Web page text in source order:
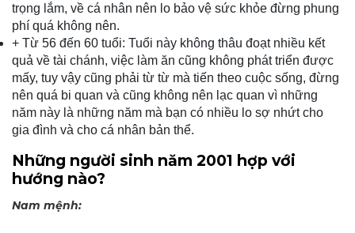
trọng lắm, về cá nhân nên lo bảo vệ sức khỏe đừng phung
phí quá không nên.
+ Từ 56 đến 60 tuổi: Tuổi này không thâu đoạt nhiều kết
quả về tài chánh, việc làm ăn cũng không phát triển được
mấy, tuy vậy cũng phải từ từ mà tiến theo cuộc sống, đừng
nên quá bi quan và cũng không nên lạc quan vì những
năm này là những năm mà bạn có nhiều lo sợ nhứt cho
gia đình và cho cá nhân bản thể.
Những người sinh năm 2001 hợp với
hướng nào?
Nam mệnh: